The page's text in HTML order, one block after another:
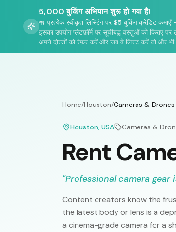
5,000 बुकिंग अभियान शुरू हो गया है!
प्रत्येक स्वीकृत लिस्टिंग पर $5 बुकिंग क्रेडिट कमाएँ•
इसका उपयोग प्लेटफ़ॉर्म पर सूचीबद्ध वस्तुओं को किराए
अपने दोस्तों को रेफ़र करें और जब वे लिस्ट करें तो और भी
Home/Houston/Cameras & Drones
Houston, USA Cameras &
Rent
"Professional camera
Content creators know the
the latest body or lens is a
a cinema-grade camera for a